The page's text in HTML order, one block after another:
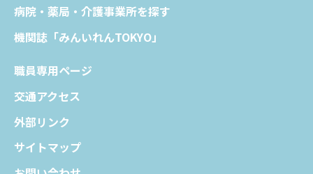
病院・薬局・介護事業所を探す
機関誌「みんいれんTOKYO」
職員専用ページ
交通アクセス
外部リンク
サイトマップ